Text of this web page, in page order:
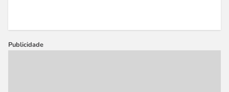
Publicidade